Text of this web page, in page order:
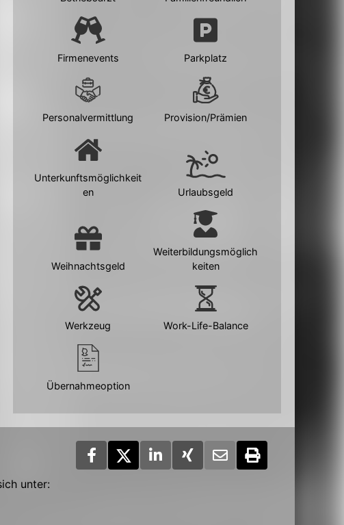
Firmenevents Parkplatz
Personalvermittlung Provision/Prämien
Unterkunftsmöglichkeit
en
Urlaubsgeld
Weihnachtsgeld
Weiterbildungsmöglich
keiten
Werkzeug Work-Life-Balance
Übernahmeoption
unter: